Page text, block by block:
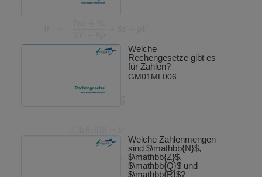
Welche
Rechengesetze gibt es
für Zahlen?
GM01ML006...
Welche Zahlenmengen
sind $\mathbb{N}$,
$\mathbb{Z}$,
$\mathbb{Q}$ und
$\mathbb{R}$?